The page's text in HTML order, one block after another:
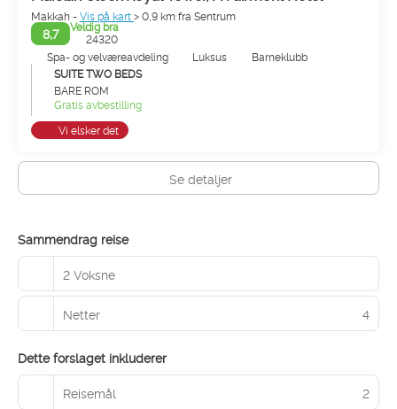
Makkah -Vis på kart> 0,9 km fra Sentrum
8,7
Veldig bra
24320
Spa- og velværeavdeling
Luksus
Barneklubb
SUITE TWO BEDS
BARE ROM
Gratis avbestilling
Vi elsker det
Se detaljer
Sammendrag reise
2 Voksne
Netter 4
Dette forslaget inkluderer
Reisemål 2